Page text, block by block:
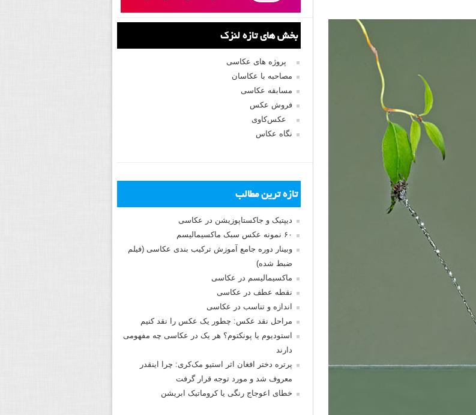
بخش های تازه لنزک
پروژه های عکاسی
مصاحبه با عکاسان
مسابقه عکاسی
فروش عکس
عکس‌کاوی
نگاه عکاس
تازه ترین مطالب
دیپتیک و جاکستا‌پوزیشن در عکاسی
۶۰ نمونه عکس سبک ماکسیمالیسم
وبینار دوره جامع آموزش ترکیب بندی عکاسی (فیلم
ضبط شده)
ماکسیمالیسم در عکاسی
نقطه عطف در عکاسی
اندازه و تناسب در عکاسی
مراحل نقد عکس: چطور یک عکس را نقد کنیم
استودیوم یا پونکتوم؟ هر یک در عکاسی چه مفهومی
دارند
پرتره دختر افغان اثر استیو مک‌کری: چرا اینقدر
معروف شد و مورد توجه قرار گرفت
خطای اعوجاج رنگی یا کروماتیک ابریشن